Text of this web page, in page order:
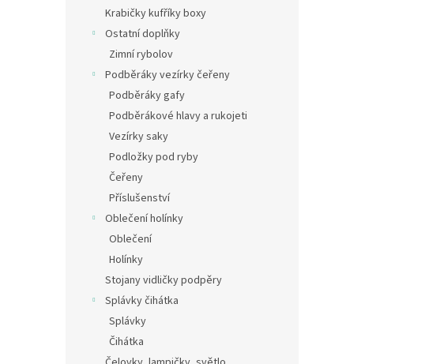
Krabičky kufříky boxy
Ostatní doplňky
Zimní rybolov
Podběráky vezírky čeřeny
Podběráky gafy
Podběrákové hlavy a rukojeti
Vezírky saky
Podložky pod ryby
Čeřeny
Příslušenství
Oblečení holínky
Oblečení
Holínky
Stojany vidličky podpěry
Splávky čihátka
Splávky
Čihátka